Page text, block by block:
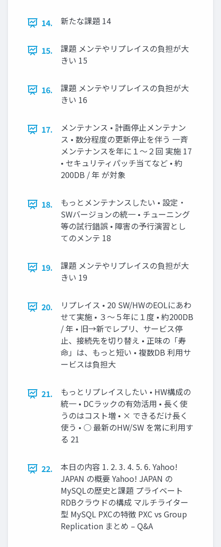
14. 新たな課題 14
15.
課題 メンテやリプレイスの負担が大
きい 15
16.
課題 メンテやリプレイスの負担が大
きい 16
17.
メンテナンス • 計画停止メンテナン
ス • 数分程度の更新停止を伴う 一斉
メンテナンスを年に１～２回 実施 17
• セキュリティパッチ当てなど • 約
200DB / 年 が対象
18.
もっとメンテナンスしたい • 設定・
SWバージョンの統一 • チューニング
等の試行錯誤 • 障害の予行演習とし
てのメンテ 18
19.
課題 メンテやリプレイスの負担が大
きい 19
20.
リプレイス • 20 SW/HWのEOLにあわ
せて実施 • ３～５年に１度 • 約200DB
/ 年 • 旧→新でレプリ、サービス停
止、接続先を切り替え • 正味の「寿
命」は、もっと短い • 複数DB 利用サ
ービスは負担大
21.
もっとリプレイスしたい • HW構成の
統一 • DCラックの有効活用 • 長く使
うのはコスト増 • × できるだけ長く
使う • ○ 最新のHW/SW を常に利用す
る 21
22.
本日の内容 1. 2. 3. 4. 5. 6. Yahoo!
JAPAN の概要 Yahoo! JAPAN の
MySQLの歴史と課題 プライベート
RDBクラウドの構成 マルチライター
型 MySQL PXCの特徴 PXC vs Group
Replication まとめ – Q&A